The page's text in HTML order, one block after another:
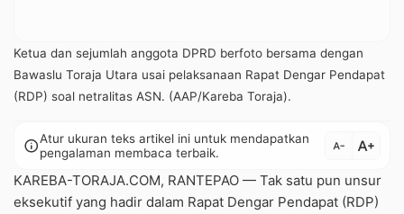
Ketua dan sejumlah anggota DPRD berfoto bersama dengan
Bawaslu Toraja Utara usai pelaksanaan Rapat Dengar Pendapat
(RDP) soal netralitas ASN. (AAP/Kareba Toraja).
infoAtur ukuran teks artikel ini untuk mendapatkan
pengalaman membaca terbaik.
text_decrease text_increase
KAREBA-TORAJA.COM, RANTEPAO — Tak satu pun unsur
eksekutif yang hadir dalam Rapat Dengar Pendapat (RDP)